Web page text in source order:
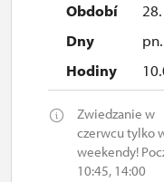
pn.
Zwiedzanie w
czerwcu tylko
weekendy!
10:45, 14:00